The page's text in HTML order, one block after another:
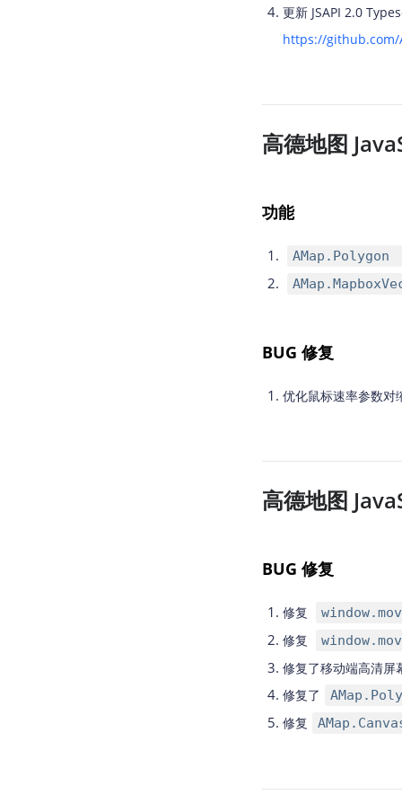
更新 JSAPI 2.0
https://github.com/
高德地图
功能
AMap.Polygon
BUG 修复
优化鼠标速率参数对
高德地图
BUG 修复
修复
修复
修复了移动端高清屏
修复了
修复